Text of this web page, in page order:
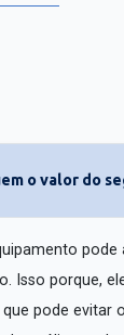
o valor do
pode
Isso porque,
pode evitar